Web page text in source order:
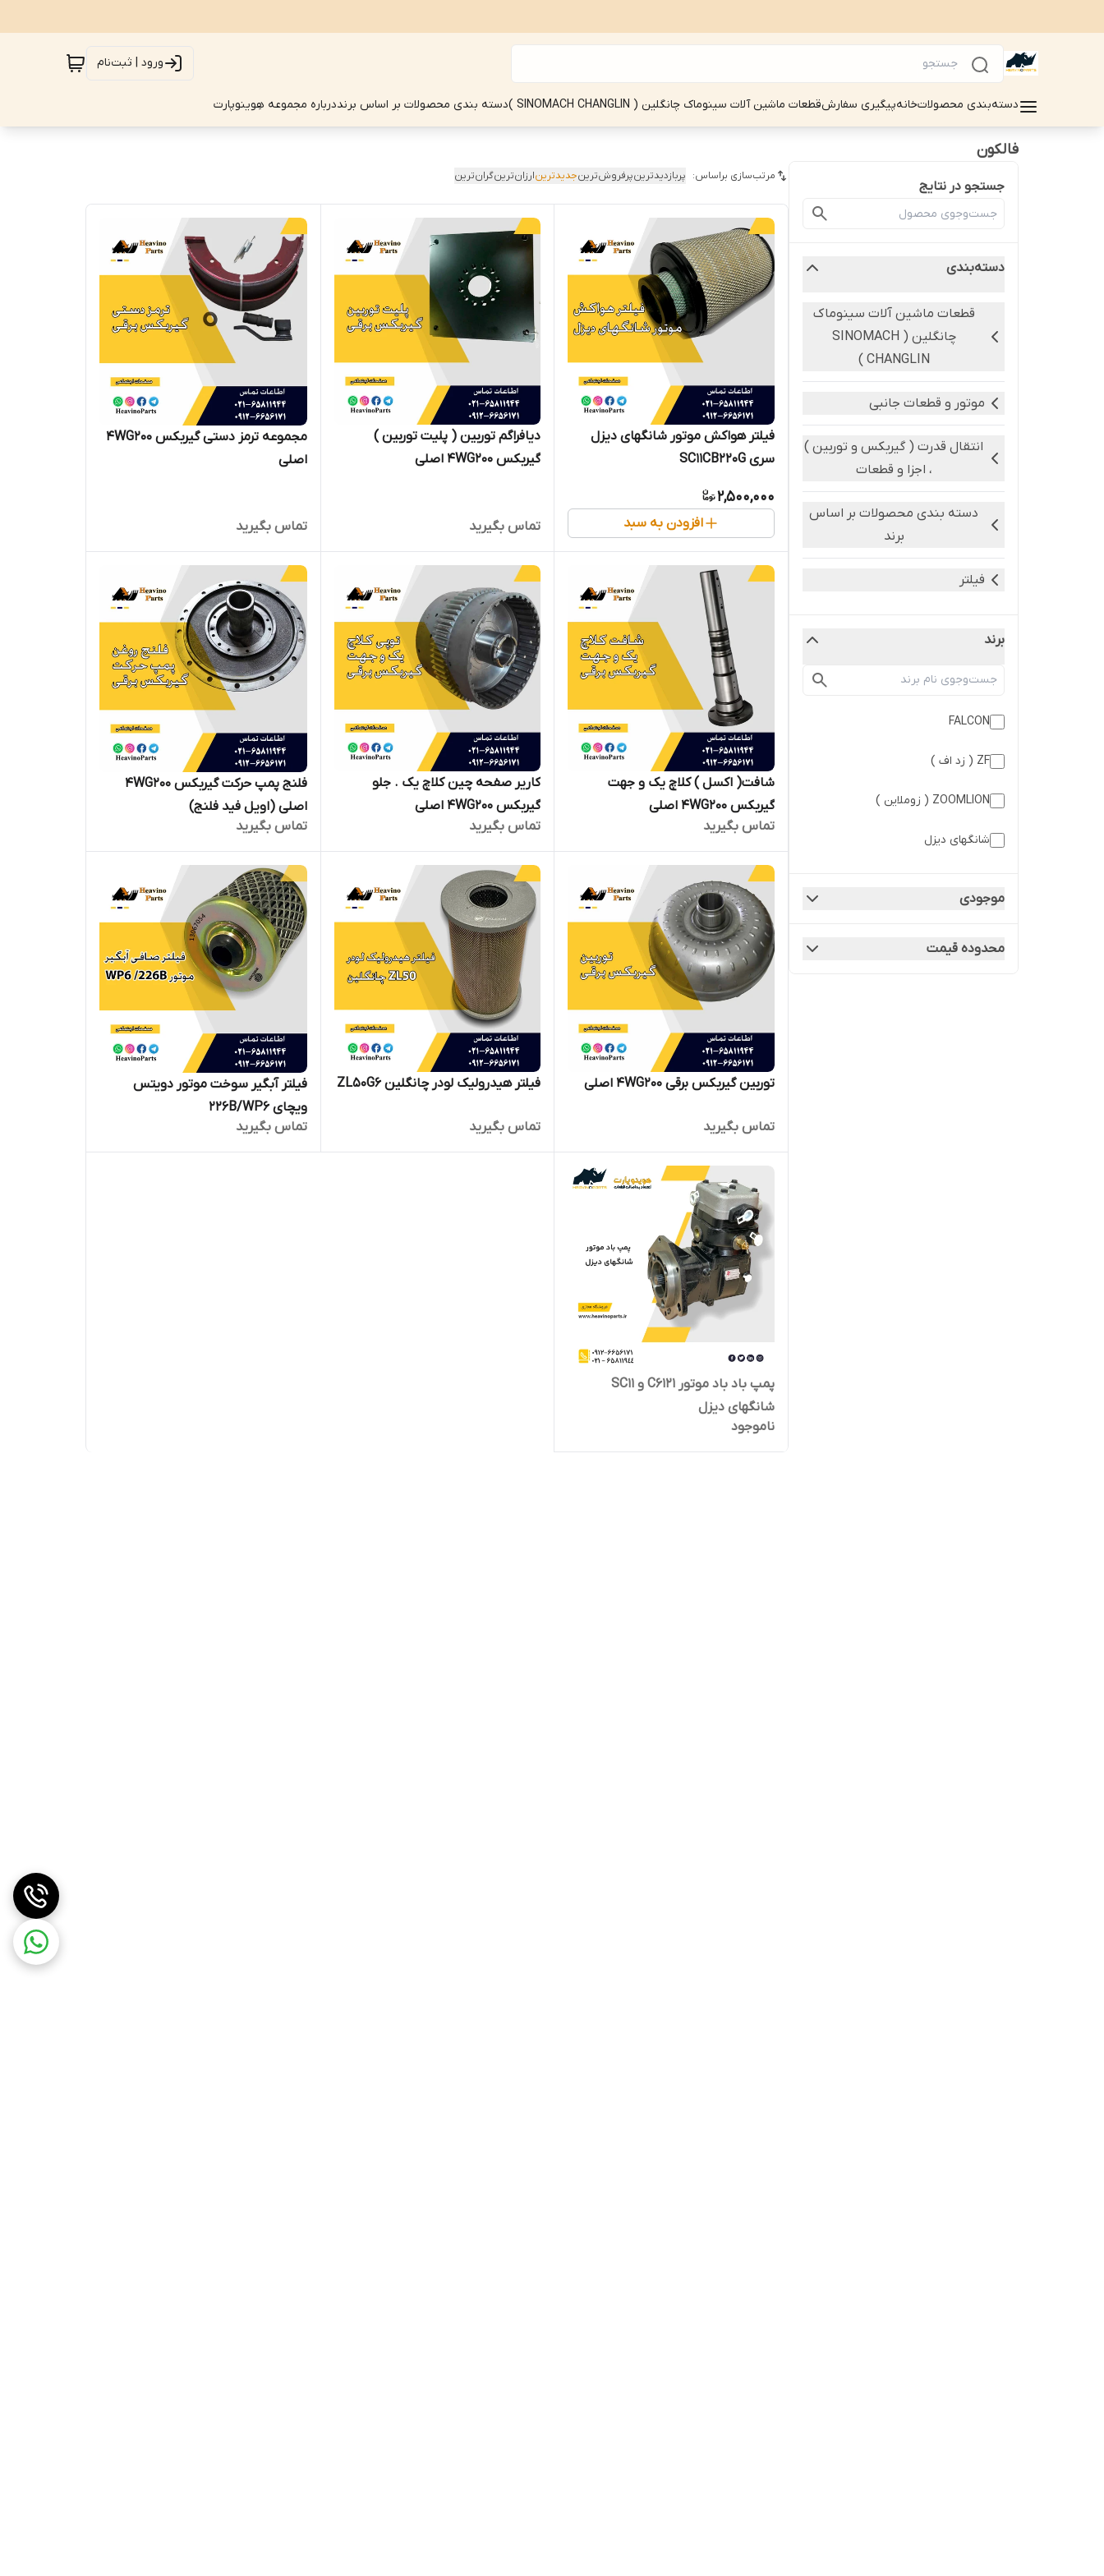
ورود | ثبت‌نام
دسته‌بندی محصولاتخانهپیگیری سفارشقطعات ماشین آلات سینوماک چانگلین ( SINOMACH CHANGLIN ) دسته بندی محصولات بر اساس برنددرباره مجموعه هِوینوپارت
فالکون
جستجو در نتایج
دسته‌بندی
قطعات ماشین آلات سینوماک
چانگلین ( SINOMACH
CHANGLIN )
موتور و قطعات جانبی
انتقال قدرت ( گیربکس و توربین )
، اجزا و قطعات
دسته بندی محصولات بر اساس
برند
فیلتر
برند
FALCON
ZF ( زد اف )
ZOOMLION ( زوملاین )
شانگهای دیزل
موجودی
محدوده قیمت
مرتب‌سازی براساس: پربازدیدترینپرفروش‌ترینجدیدترینارزان‌ترینگران‌ترین
فیلتر هواکش موتور شانگهای دیزل
سری SC11CB220G
2,500,000
افزودن به سبد
دیافراگم توربین ( پلیت توربین )
گیربکس 4WG200 اصلی
تماس بگیرید
مجموعه ترمز دستی گیربکس 4WG200
اصلی
تماس بگیرید
شافت( اکسل ) کلاچ یک و جهت
گیربکس 4WG200 اصلی
تماس بگیرید
کاریر صفحه چین کلاچ یک . جلو
گیربکس 4WG200 اصلی
تماس بگیرید
فلنج پمپ حرکت گیربکس 4WG200
اصلی (اویل فید فلنج)
تماس بگیرید
توربین گیربکس برقی 4WG200 اصلی
تماس بگیرید
فیلتر هیدرولیک لودر چانگلین ZL50G6
تماس بگیرید
فیلتر آبگیر سوخت موتور دویتس
ویچای 226B/WP6
تماس بگیرید
پمپ باد باد موتور C6121 و SC11
شانگهای دیزل
ناموجود